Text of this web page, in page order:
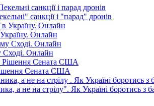
санкції і "парад" дронів
Онлайн
Сході. Онлайн
Сената США
а не на стрілу". Як Україні боротись з